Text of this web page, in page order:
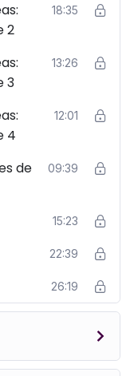
para las que
biomédica
más comunes
artritis
otras.
2
18:35
3
13:26
4
12:01
de
09:39
15:23
22:39
26:19